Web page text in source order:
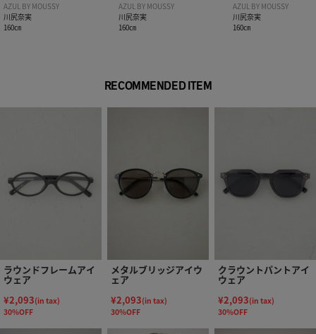
AZUL BY MOUSSY
川尻奈実
160㎝
AZUL BY MOUSSY
川尻奈実
160㎝
AZUL BY MOUSSY
川尻奈実
160㎝
RECOMMENDED ITEM
ラウンドフレームアイ
ウェア
¥2,093(in tax)
30%OFF
メタルブリッジアイウ
ェア
¥2,093(in tax)
30%OFF
クラウントパントアイ
ウェア
¥2,093(in tax)
30%OFF